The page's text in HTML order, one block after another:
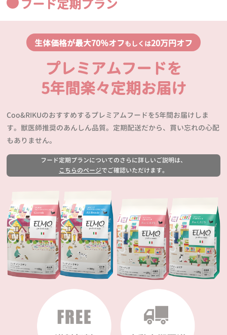
フード定期プラン
生体価格が最大70％オフもしくは20万円オフ
プレミアムフードを
5年間楽々定期お届け
Coo&RIKUのおすすめするプレミアムフードを5年間お届けしま
す。獣医師推奨のあんしん品質。定期配送だから、買い忘れの心配
もありません。
フード定期プランについてのさらに詳しいご説明は、
こちらのページでご確認いただけます。